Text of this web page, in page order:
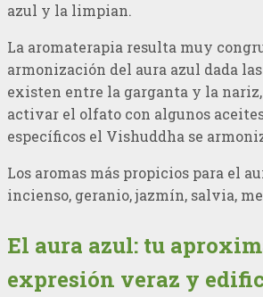
azul y la limpian.
La aromaterapia resulta muy
armonización del aura azul dada
existen entre la garganta y la
activar el olfato con algunos
específicos el Vishuddha se
Los aromas más propicios para el
incienso, geranio, jazmín, salvia,
El aura azul: tu
expresión veraz y